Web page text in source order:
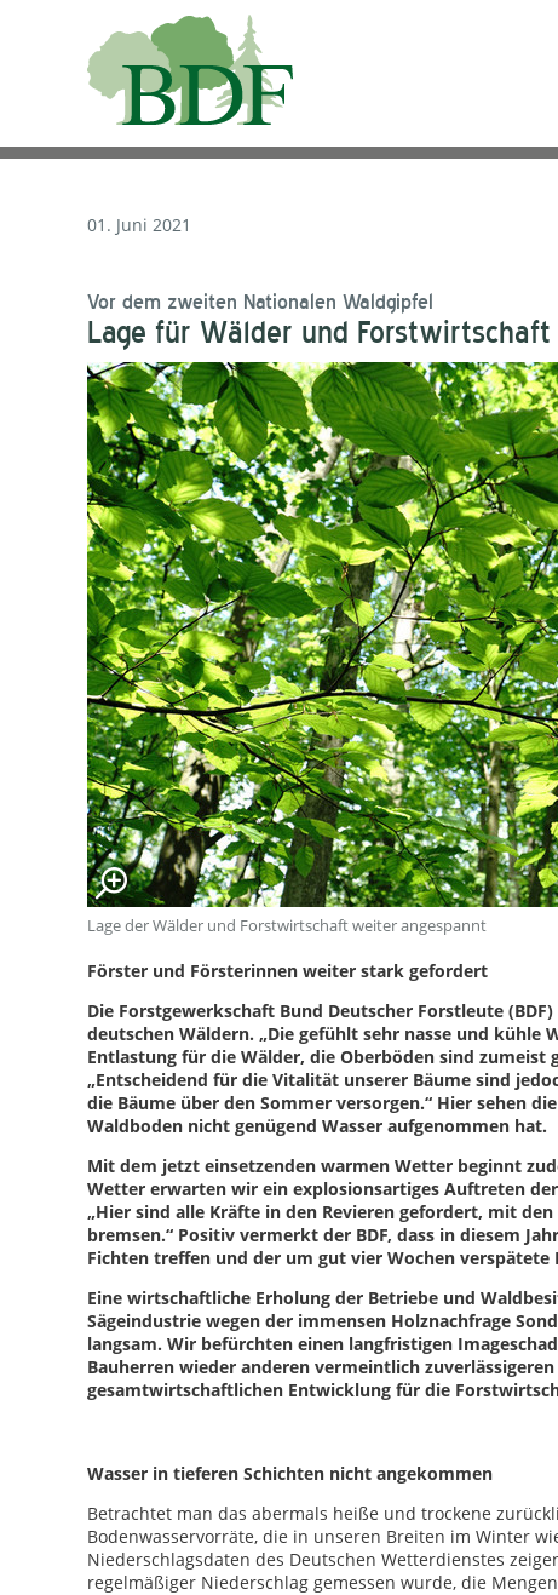
01. Juni 2021
Vor dem zweiten Nationalen Waldgipfel
Lage für Wälder und
Lage der Wälder und Forstwirtschaft weiter angespannt
Förster und Försterinnen weiter stark gefordert
Die Forstgewerkschaft Bund Deutscher Forstleute
deutschen Wäldern. „Die gefühlt sehr nasse und
Entlastung für die Wälder, die Oberböden sind
„Entscheidend für die Vitalität unserer Bäume sind
die Bäume über den Sommer versorgen.“ Hier sehen
Waldboden nicht genügend Wasser aufgenommen hat.
Mit dem jetzt einsetzenden warmen Wetter beginnt
Wetter erwarten wir ein explosionsartiges Auftreten
„Hier sind alle Kräfte in den Revieren gefordert, mit
bremsen.“ Positiv vermerkt der BDF, dass in diesem
Fichten treffen und der um gut vier Wochen
Eine wirtschaftliche Erholung der Betriebe und
Sägeindustrie wegen der immensen Holznachfrage
langsam. Wir befürchten einen langfristigen
Bauherren wieder anderen vermeintlich
gesamtwirtschaftlichen Entwicklung für die
Wasser in tieferen Schichten nicht angekommen
Betrachtet man das abermals heiße und trockene
Bodenwasservorräte, die in unseren Breiten im Winter
Niederschlagsdaten des Deutschen Wetterdienstes
regelmäßiger Niederschlag gemessen wurde, die